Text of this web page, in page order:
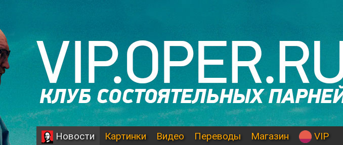
Новости Картинки Видео Переводы Магазин VIP